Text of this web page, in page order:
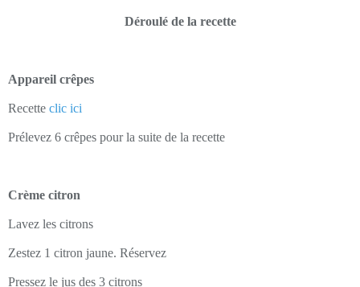
Déroulé de la recette
Appareil crêpes
Recette clic ici
Prélevez 6 crêpes pour la suite de la recette
Crème citron
Lavez les citrons
Zestez 1 citron jaune. Réservez
Pressez le jus des 3 citrons